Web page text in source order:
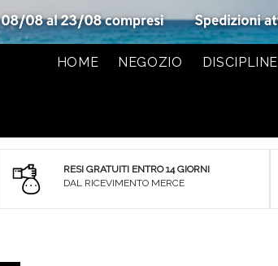
HOME NEGOZIO DISCIPLINE
RESI GRATUITI ENTRO 14 GIORNI
DAL RICEVIMENTO MERCE